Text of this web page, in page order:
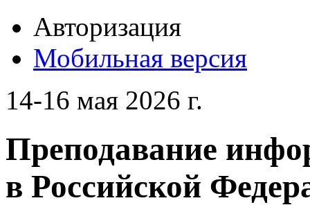
Авторизация
Мобильная версия
14-16 мая 2026 г.
Преподавание
в Российской